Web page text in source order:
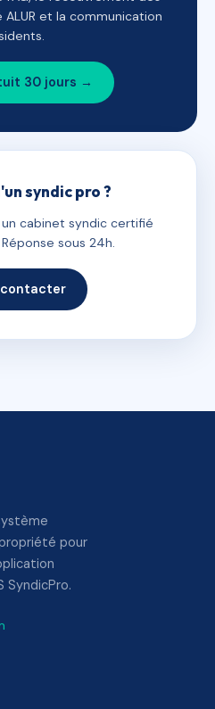
et la communication
30 jours →
syndic pro ?
cabinet syndic certifié
sous 24h.
contacter
pour
SyndicPro.